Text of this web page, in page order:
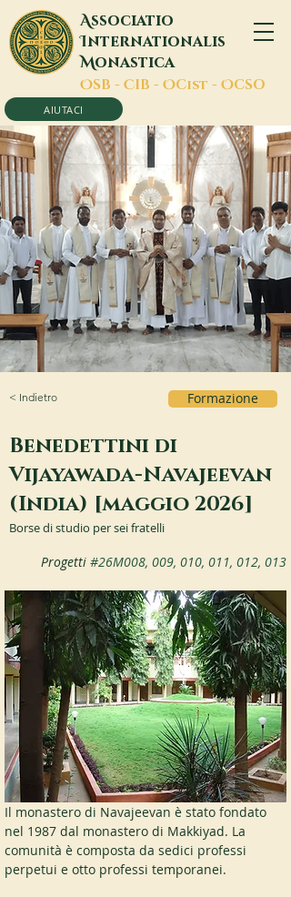
Associatio
Internationalis
Monastica
OSB - CIB - OCist - OCSO
AIUTACI
< Indietro Formazione
Benedettini di
Vijayawada-Navajeevan
(India) [maggio 2026]
Borse di studio per sei fratelli
Progetti #26M008, 009, 010, 011, 012, 013
Il monastero di Navajeevan è stato fondato
nel 1987 dal monastero di Makkiyad. La
comunità è composta da sedici professi
perpetui e otto professi temporanei.